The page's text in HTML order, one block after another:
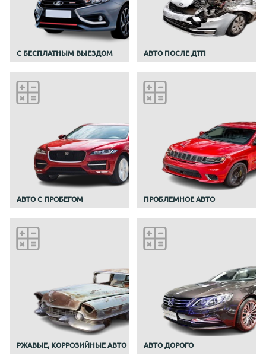
С БЕСПЛАТНЫМ ВЫЕЗДОМ АВТО ПОСЛЕ ДТП
АВТО С ПРОБЕГОМ ПРОБЛЕМНОЕ АВТО
РЖАВЫЕ, КОРРОЗИЙНЫЕ АВТО АВТО ДОРОГО